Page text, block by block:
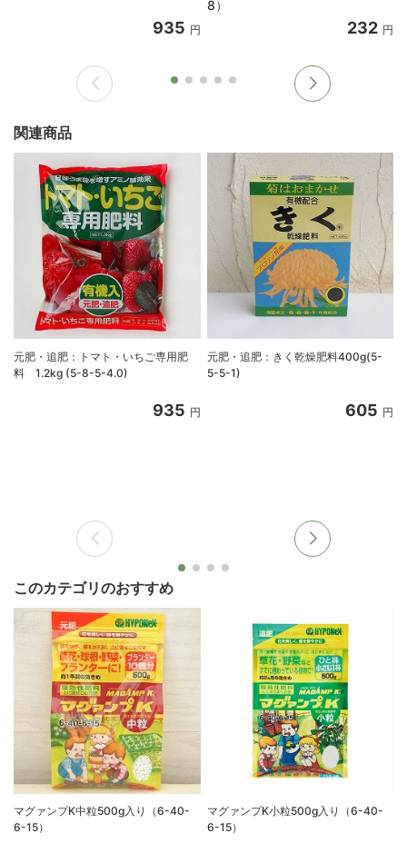
935 円
8）
232 円
関連商品
元肥・追肥：トマト・いちご専用肥
料 1.2kg (5-8-5-4.0)
935 円
元肥・追肥：きく乾燥肥料400g(5-
5-5-1)
605 円
このカテゴリのおすすめ
マグァンプK中粒500g入り（6-40-
6-15）
マグァンプK小粒500g入り（6-40-
6-15）